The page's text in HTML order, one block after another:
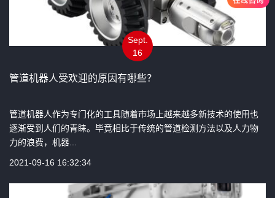
Sept.
16
管道机器人受欢迎的原因有哪些？
管道机器人作为专门化的工具随着市场上越来越多新技术的使用也
逐渐受到人们的青睐。毕竟相比于传统的管道检测方法以及人力物
力的浪费，机器...
2021-09-16 16:32:34